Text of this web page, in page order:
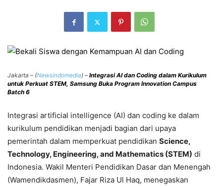
Jakarta – (Newsindomedia) – Integrasi AI dan Coding dalam Kurikulum
untuk Perkuat STEM, Samsung Buka Program Innovation Campus
Batch 6
Integrasi artificial intelligence (AI) dan coding ke dalam
kurikulum pendidikan menjadi bagian dari upaya
pemerintah dalam memperkuat pendidikan Science,
Technology, Engineering, and Mathematics (STEM) di
Indonesia. Wakil Menteri Pendidikan Dasar dan Menengah
(Wamendikdasmen), Fajar Riza Ul Haq, menegaskan